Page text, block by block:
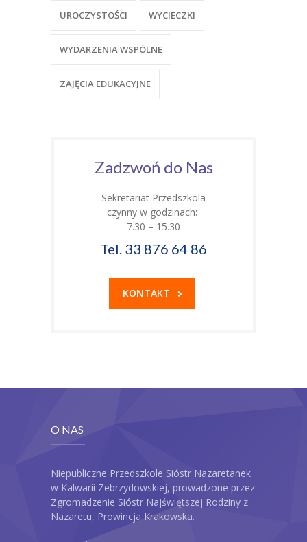
UROCZYSTOŚCI WYCIECZKI
WYDARZENIA WSPÓLNE
ZAJĘCIA EDUKACYJNE
Zadzwoń do Nas
Sekretariat Przedszkola
czynny w godzinach:
7.30 – 15.30
Tel. 33 876 64 86
KONTAKT
O NAS
Niepubliczne Przedszkole Sióstr Nazaretanek
w Kalwarii Zebrzydowskiej, prowadzone przez
Zgromadzenie Sióstr Najświętszej Rodziny z
Nazaretu, Prowincja Krakowska.